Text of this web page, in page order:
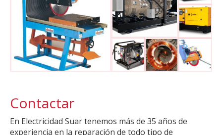
Contactar
En Electricidad Suar tenemos más de 35 años de
experiencia en la reparación de todo tipo de